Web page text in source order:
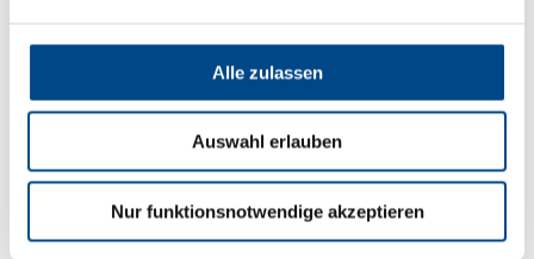
Alle zulassen
Auswahl erlauben
Nur funktionsnotwendige akzeptieren